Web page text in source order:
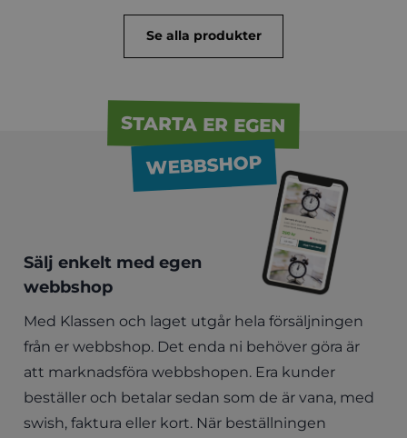
Se alla produkter
STARTA ER EGEN
WEBBSHOP
Sälj enkelt med egen
webbshop
Med Klassen och laget utgår hela försäljningen
från er webbshop. Det enda ni behöver göra är
att marknadsföra webbshopen. Era kunder
beställer och betalar sedan som de är vana, med
swish, faktura eller kort. När beställningen